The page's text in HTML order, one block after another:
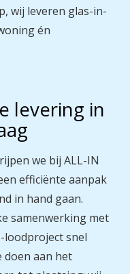
wij leveren glas-in-
én
levering in
we bij ALL-IN
efficiënte aanpak
in hand gaan.
samenwerking met
loodproject snel
doen aan het